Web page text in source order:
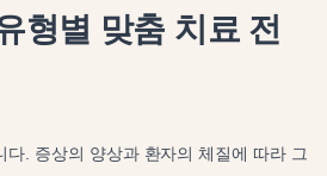
형별 맞춤 치료 전
다. 증상의 양상과 환자의 체질에 따라 그